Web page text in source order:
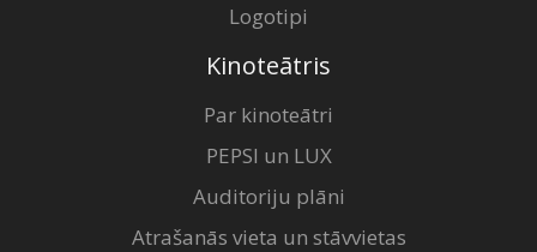
Logotipi
Kinoteātris
Par kinoteātri
PEPSI un LUX
Auditoriju plāni
Atrašanās vieta un stāvvietas